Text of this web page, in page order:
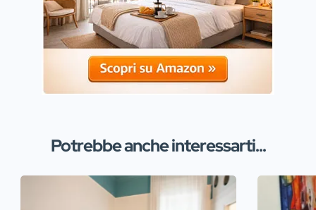
Potrebbe anche interessarti...